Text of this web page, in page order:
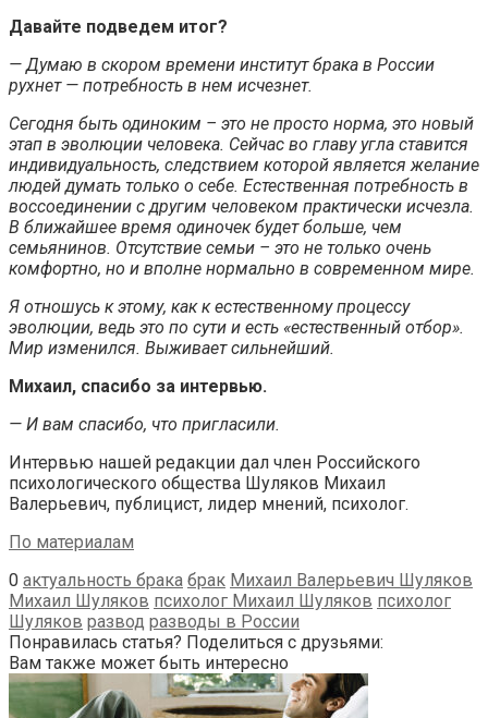
Давайте подведем итог?
— Думаю в скором времени институт брака в России
рухнет — потребность в нем исчезнет.
Сегодня быть одиноким – это не просто норма, это новый
этап в эволюции человека. Сейчас во главу угла ставится
индивидуальность, следствием которой является желание
людей думать только о себе. Естественная потребность в
воссоединении с другим человеком практически исчезла.
В ближайшее время одиночек будет больше, чем
семьянинов. Отсутствие семьи – это не только очень
комфортно, но и вполне нормально в современном мире.
Я отношусь к этому, как к естественному процессу
эволюции, ведь это по сути и есть «естественный отбор».
Мир изменился. Выживает сильнейший.
Михаил, спасибо за интервью.
— И вам спасибо, что пригласили.
Интервью нашей редакции дал член Российского
психологического общества Шуляков Михаил
Валерьевич, публицист, лидер мнений, психолог.
По материалам
0 актуальность брака брак Михаил Валерьевич Шуляков
Михаил Шуляков психолог Михаил Шуляков психолог
Шуляков развод разводы в России
Понравилась статья? Поделиться с друзьями:
Вам также может быть интересно